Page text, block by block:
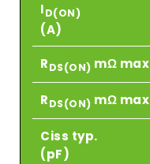
ID(ON)
(A)
RDS(ON) mΩ max
RDS(ON) mΩ max
Ciss typ.
(pF)